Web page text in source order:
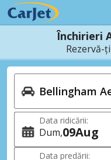
Închirieri
Rezervă-
Data ridicării:
Dum 09Aug
Data predării: